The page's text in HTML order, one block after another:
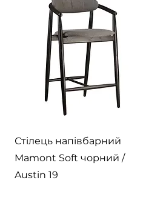
Швидкий перегляд
Стілець напівбарний
Mamont Soft чорний /
Austin 19